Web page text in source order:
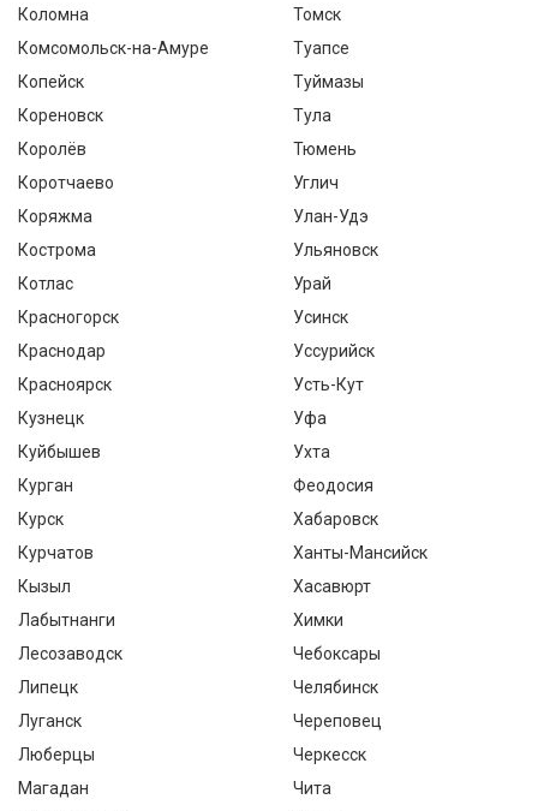
Коломна
Комсомольск-на-Амуре
Копейск
Кореновск
Королёв
Коротчаево
Коряжма
Кострома
Котлас
Красногорск
Краснодар
Красноярск
Кузнецк
Куйбышев
Курган
Курск
Курчатов
Кызыл
Лабытнанги
Лесозаводск
Липецк
Луганск
Люберцы
Магадан
Томск
Туапсе
Туймазы
Тула
Тюмень
Углич
Улан-Удэ
Ульяновск
Урай
Усинск
Уссурийск
Усть-Кут
Уфа
Ухта
Феодосия
Хабаровск
Ханты-Мансийск
Хасавюрт
Химки
Чебоксары
Челябинск
Череповец
Черкесск
Чита